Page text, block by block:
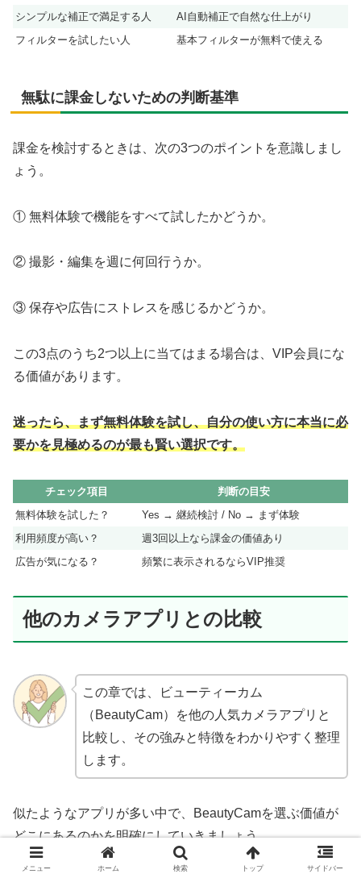
シンプルな補正で満足する人
AI自動補正で自然な仕上がり
フィルターを試したい人
基本フィルターが無料で使える
無駄に課金しないための判断基準
課金を検討するときは、次の3つのポイントを意識しまし
ょう。
① 無料体験で機能をすべて試したかどうか。
② 撮影・編集を週に何回行うか。
③ 保存や広告にストレスを感じるかどうか。
この3点のうち2つ以上に当てはまる場合は、VIP会員にな
る価値があります。
迷ったら、まず無料体験を試し、自分の使い方に本当に必
要かを見極めるのが最も賢い選択です。
チェック項目
判断の目安
無料体験を試した？
Yes → 継続検討 / No → まず体験
利用頻度が高い？
週3回以上なら課金の価値あり
広告が気になる？
頻繁に表示されるならVIP推奨
他のカメラアプリとの比較
この章では、ビューティーカム
（BeautyCam）を他の人気カメラアプリと
比較し、その強みと特徴をわかりやすく整理
します。
似たようなアプリが多い中で、BeautyCamを選ぶ価値が
どこにあるのかを明確にしていきましょう。
メニュー ホーム 検索 トップ サイドバー